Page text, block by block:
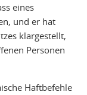
eines
und er hat
klargestellt,
Personen
Haftbefehle